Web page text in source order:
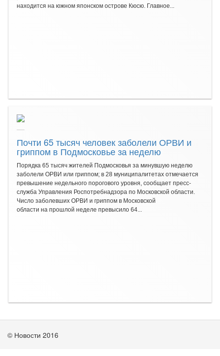
находится на южном японском острове Кюсю. Главное...
Почти 65 тысяч человек заболели ОРВИ и
гриппом в Подмосковье за неделю
Порядка 65 тысяч жителей Подмосковья за минувшую неделю
заболели ОРВИ или гриппом; в 28 муниципалитетах отмечается
превышение недельного порогового уровня, сообщает пресс-
служба Управления Роспотребнадзора по Московской области.
Число заболевших ОРВИ и гриппом в Московской
области на прошлой неделе превысило 64...
© Новости 2016